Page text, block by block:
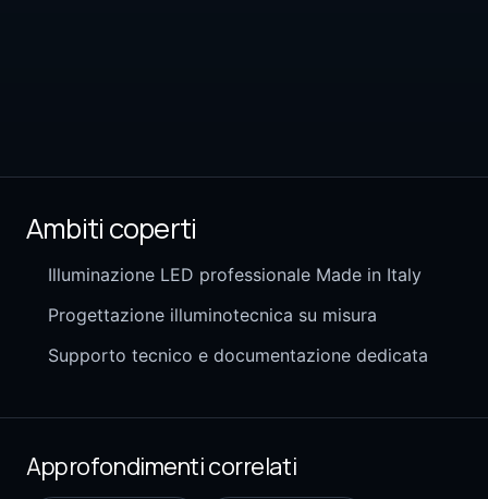
Ambiti coperti
Illuminazione LED professionale Made in Italy
Progettazione illuminotecnica su misura
Supporto tecnico e documentazione dedicata
Approfondimenti correlati